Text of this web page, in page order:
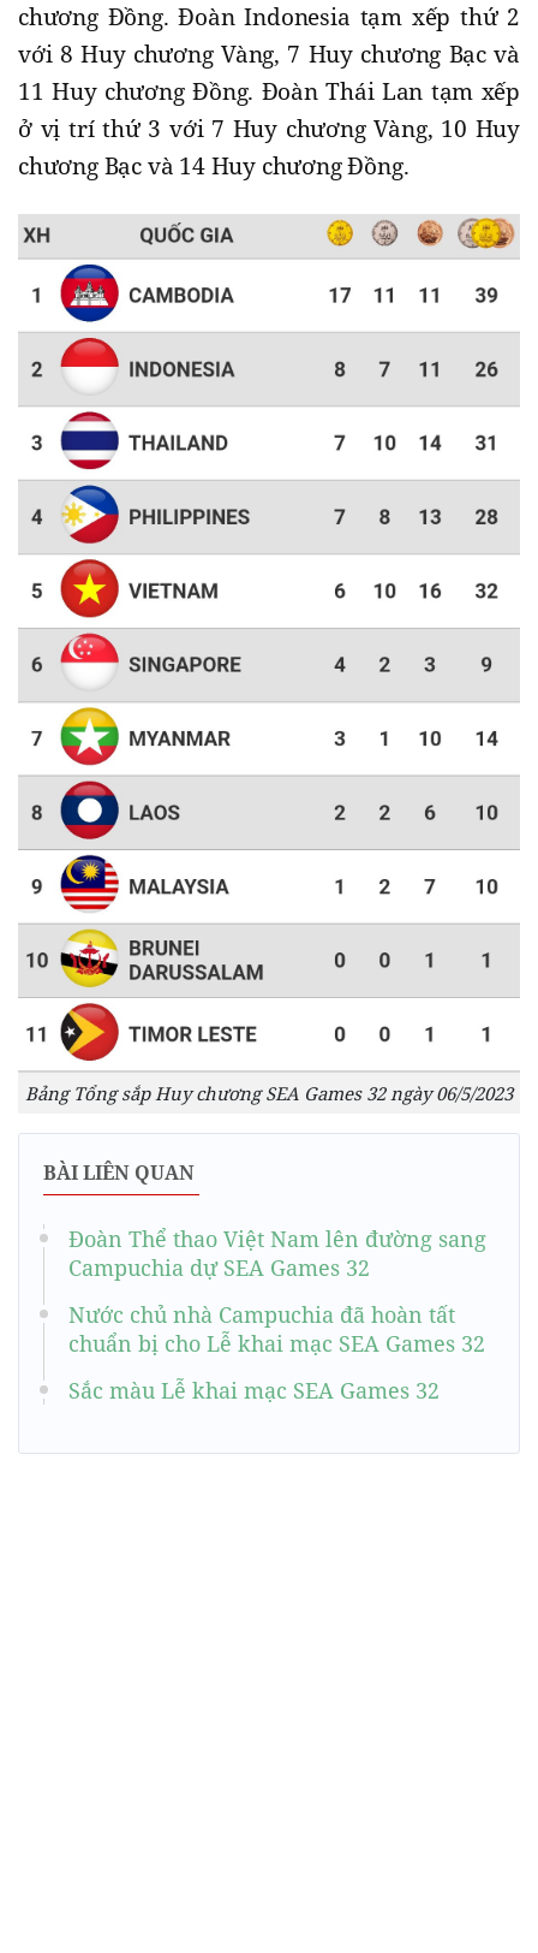
chương Đồng. Đoàn Indonesia tạm xếp thứ 2
với 8 Huy chương Vàng, 7 Huy chương Bạc và
11 Huy chương Đồng. Đoàn Thái Lan tạm xếp
ở vị trí thứ 3 với 7 Huy chương Vàng, 10 Huy
chương Bạc và 14 Huy chương Đồng.
Bảng Tổng sắp Huy chương SEA Games 32 ngày 06/5/2023
BÀI LIÊN QUAN
Đoàn Thể thao Việt Nam lên đường sang
Campuchia dự SEA Games 32
Nước chủ nhà Campuchia đã hoàn tất
chuẩn bị cho Lễ khai mạc SEA Games 32
Sắc màu Lễ khai mạc SEA Games 32